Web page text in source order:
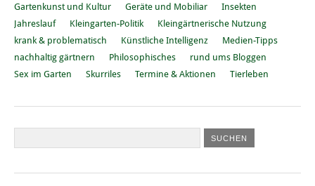
Gartenkunst und Kultur
Geräte und Mobiliar
Insekten
Jahreslauf
Kleingarten-Politik
Kleingärtnerische Nutzung
krank & problematisch
Künstliche Intelligenz
Medien-Tipps
nachhaltig gärtnern
Philosophisches
rund ums Bloggen
Sex im Garten
Skurriles Termine & Aktionen Tierleben